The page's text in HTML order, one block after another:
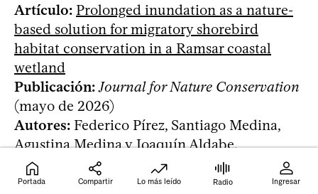
Artículo: Prolonged inundation as a nature-
based solution for migratory shorebird
habitat conservation in a Ramsar coastal
wetland
Publicación: Journal for Nature Conservation
(mayo de 2026)
Autores: Federico Pírez, Santiago Medina,
Agustina Medina y Joaquín Aldabe.
Portada Compartir Lo más leído Radio Ingresar